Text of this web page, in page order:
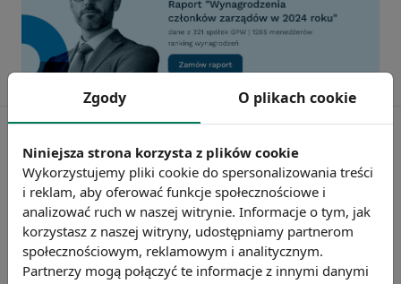
Zgody O plikach cookie
Niniejsza strona korzysta z plików cookie
Wykorzystujemy pliki cookie do spersonalizowania treści
i reklam, aby oferować funkcje społecznościowe i
analizować ruch w naszej witrynie. Informacje o tym, jak
korzystasz z naszej witryny, udostępniamy partnerom
społecznościowym, reklamowym i analitycznym.
Partnerzy mogą połączyć te informacje z innymi danymi